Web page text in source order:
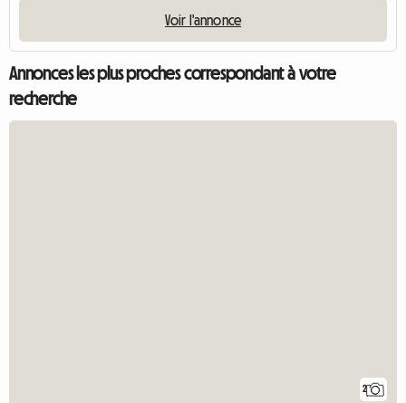
Voir l'annonce
Annonces les plus proches correspondant à votre
recherche
2